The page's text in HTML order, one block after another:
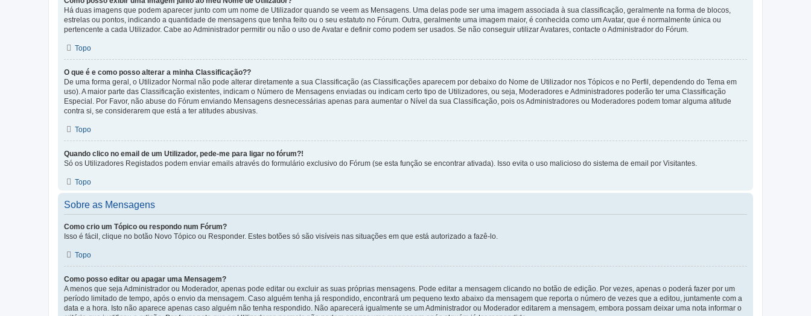
Há duas imagens que podem aparecer junto com um nome de Utilizador quando se veem as Mensagens. Uma delas pode ser uma imagem associada à sua classificação, geralmente na forma de blocos,
estrelas ou pontos, indicando a quantidade de mensagens que tenha feito ou o seu estatuto no Fórum. Outra, geralmente uma imagem maior, é conhecida como um Avatar, que é normalmente única ou
pertencente a cada Utilizador. Cabe ao Administrador permitir ou não o uso de Avatar e definir como podem ser usados. Se não conseguir utilizar Avatares, contacte o Administrador do Fórum.
Topo
O que é e como posso alterar a minha Classificação??
De uma forma geral, o Utilizador Normal não pode alterar diretamente a sua Classificação (as Classificações aparecem por debaixo do Nome de Utilizador nos Tópicos e no Perfil, dependendo do Tema em
uso). A maior parte das Classificação existentes, indicam o Número de Mensagens enviadas ou indicam certo tipo de Utilizadores, ou seja, Moderadores e Administradores poderão ter uma Classificação
Especial. Por Favor, não abuse do Fórum enviando Mensagens desnecessárias apenas para aumentar o Nível da sua Classificação, pois os Administradores ou Moderadores podem tomar alguma atitude
contra si, se considerarem que está a ter atitudes abusivas.
Topo
Quando clico no email de um Utilizador, pede-me para ligar no fórum?!
Só os Utilizadores Registados podem enviar emails através do formulário exclusivo do Fórum (se esta função se encontrar ativada). Isso evita o uso malicioso do sistema de email por Visitantes.
Topo
Sobre as Mensagens
Como crio um Tópico ou respondo num Fórum?
Isso é fácil, clique no botão Novo Tópico ou Responder. Estes botões só são visíveis nas situações em que está autorizado a fazê-lo.
Topo
Como posso editar ou apagar uma Mensagem?
A menos que seja Administrador ou Moderador, apenas pode editar ou excluir as suas próprias mensagens. Pode editar a mensagem clicando no botão de edição. Por vezes, apenas o poderá fazer por um
período limitado de tempo, após o envio da mensagem. Caso alguém tenha já respondido, encontrará um pequeno texto abaixo da mensagem que reporta o número de vezes que a editou, juntamente com a
data e a hora. Isto não aparece apenas caso alguém não tenha respondido. Não aparecerá igualmente se um Administrador ou Moderador editarem a mensagem, embora possam deixar uma nota informar o